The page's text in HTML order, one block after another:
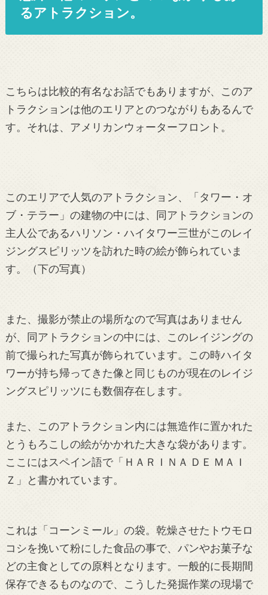
るアトラクション。
こちらは比較的有名なお話でもありますが、このア
トラクションは他のエリアとのつながりもあるんで
す。それは、アメリカンウォーターフロント。
このエリアで人気のアトラクション、「タワー・オ
ブ・テラー」の建物の中には、同アトラクションの
主人公であるハリソン・ハイタワー三世がこのレイ
ジングスピリッツを訪れた時の絵が飾られていま
す。（下の写真）
また、撮影が禁止の場所なので写真はありません
が、同アトラクションの中には、このレイジングの
前で撮られた写真が飾られています。この時ハイタ
ワーが持ち帰ってきた像と同じものが現在のレイジ
ングスピリッツにも数個存在します。
また、このアトラクション内には無造作に置かれた
とうもろこしの絵がかかれた大きな袋があります。
ここにはスペイン語で「ＨＡＲＩＮＡ ＤＥ ＭＡＩ
Ｚ」と書かれています。
これは「コーンミール」の袋。乾燥させたトウモロ
コシを挽いて粉にした食品の事で、パンやお菓子な
どの主食としての原料となります。一般的に長期間
保存できるものなので、こうした発掘作業の現場で